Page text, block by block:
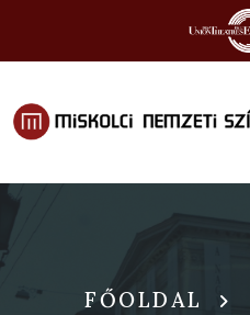
FŐOLDAL